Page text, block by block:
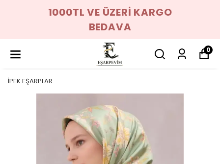
1000TL VE ÜZERİ KARGO
BEDAVA
0
İPEK EŞARPLAR